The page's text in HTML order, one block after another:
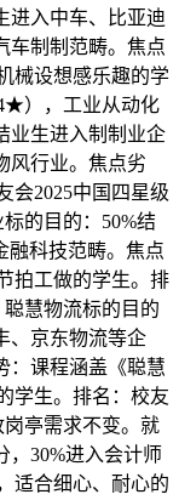
进入中车、比亚迪
车制制范畴。焦点
械设想感乐趣的学
），工业从动化
业生进入制制业企
风行业。焦点劣
会2025中国四星级
的目的：50%结
融科技范畴。焦点
拍工做的学生。排
慧物流标的目的
、京东物流等企
：课程涵盖《聪慧
学生。排名：校友
亭需求不变。就
，30%进入会计师
适合细心、耐心的